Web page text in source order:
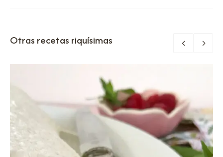
Otras recetas riquísimas